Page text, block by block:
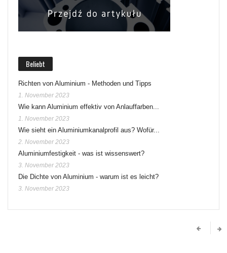
Beliebt
Richten von Aluminium - Methoden und Tipps
1. November 2023
Wie kann Aluminium effektiv von Anlauffarben...
1. November 2023
Wie sieht ein Aluminiumkanalprofil aus? Wofür...
2. November 2023
Aluminiumfestigkeit - was ist wissenswert?
3. November 2023
Die Dichte von Aluminium - warum ist es leicht?
3. November 2023